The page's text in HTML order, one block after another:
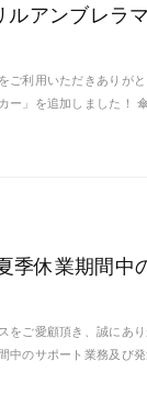
ルアンブレラ
ご利用いただきありが
ー」を追加しました！
季休業期間中
をご愛顧頂き、誠にあ
中のサポート業務及び